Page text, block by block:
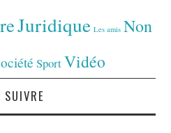
Juridique Les amis Non
SportVidéo
SUIVRE